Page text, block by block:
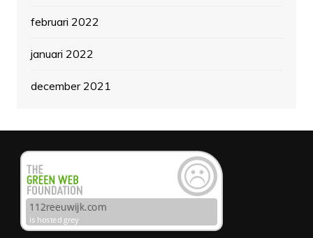
februari 2022
januari 2022
december 2021